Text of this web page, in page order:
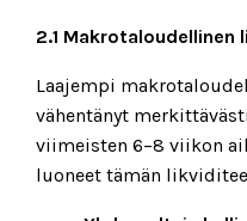
2.1
Laajempi
vähentänyt
viimeisten 6–8 viikon
luoneet tämän